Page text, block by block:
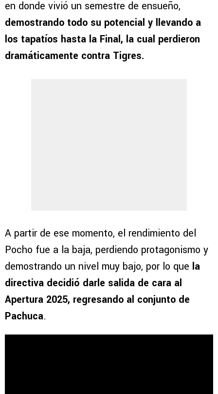
en donde vivió un semestre de ensueño,
demostrando todo su potencial y llevando a
los tapatíos hasta la Final, la cual perdieron
dramáticamente contra Tigres.
A partir de ese momento, el rendimiento del
Pocho fue a la baja, perdiendo protagonismo y
demostrando un nivel muy bajo, por lo que la
directiva decidió darle salida de cara al
Apertura 2025, regresando al conjunto de
Pachuca.